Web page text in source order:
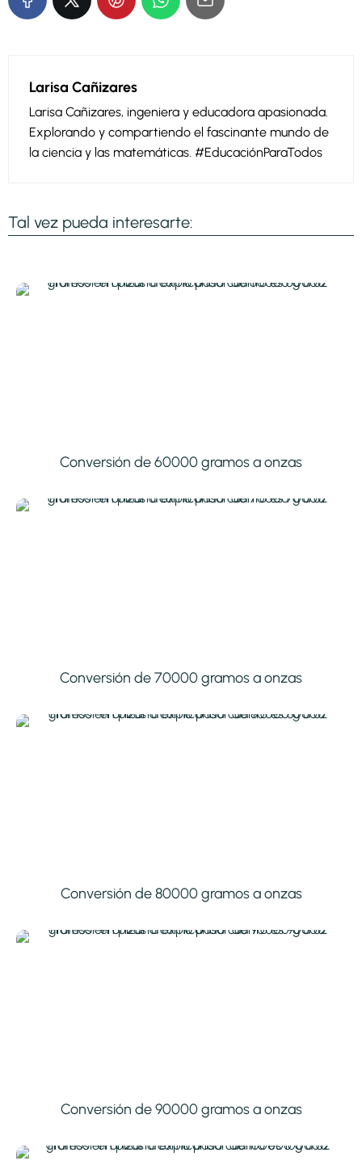
Larisa Cañizares
Larisa Cañizares, ingeniera y educadora apasionada.
Explorando y compartiendo el fascinante mundo de
la ciencia y las matemáticas. #EducaciónParaTodos
Tal vez pueda interesarte:
Conversión de 60000 gramos a onzas
Conversión de 70000 gramos a onzas
Conversión de 80000 gramos a onzas
Conversión de 90000 gramos a onzas